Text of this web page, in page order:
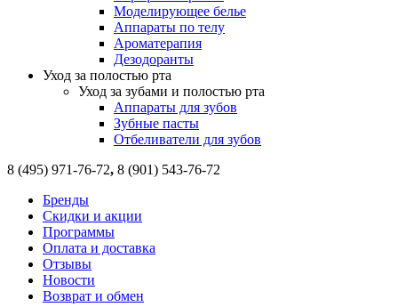
Моделирующее белье
Аппараты по телу
Ароматерапия
Дезодоранты
Уход за полостью рта
Уход за зубами и полостью рта
Аппараты для зубов
Зубные пасты
Отбеливатели для зубов
8 (495) 971-76-72, 8 (901) 543-76-72
Бренды
Скидки и акции
Программы
Оплата и доставка
Отзывы
Новости
Возврат и обмен